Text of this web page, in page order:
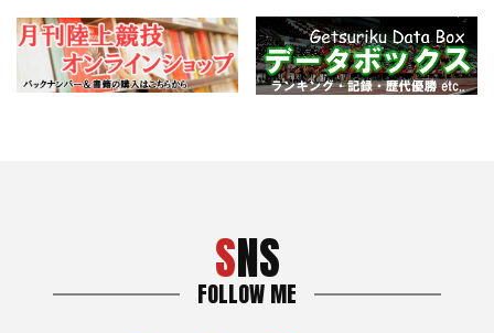
SNS
FOLLOW ME